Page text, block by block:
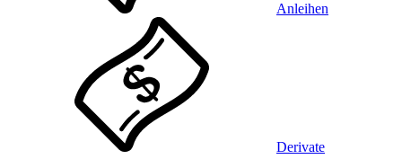
Anleihen
Derivate